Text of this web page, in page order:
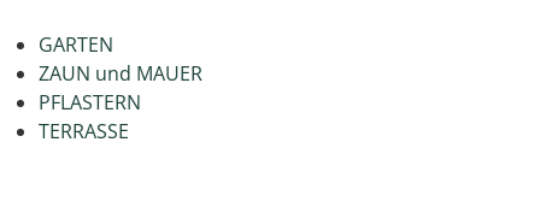
GARTEN
ZAUN und MAUER
PFLASTERN
TERRASSE